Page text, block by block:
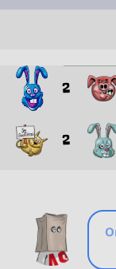
2
2